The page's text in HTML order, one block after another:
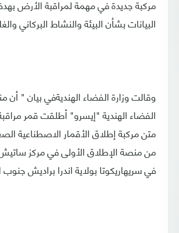
مركبة جديدة في مهمة لمراقبة الأرض
البيانات بشأن البيئة والنشاط البركاني
وقالت وزارة الفضاء الهنديةفي بيان " أن
من منصة الإطلاق الأولى في مركز
في سريهاريكوتا بولاية اندرا براديش جنوب